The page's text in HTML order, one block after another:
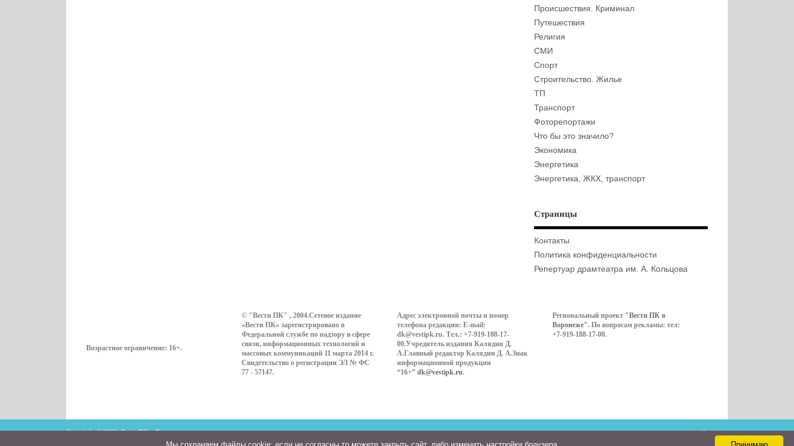
Происшествия. Криминал
Путешествия
Религия
СМИ
Спорт
Строительство. Жилье
ТП
Транспорт
Фоторепортажи
Что бы это значило?
Экономика
Энергетика
Энергетика, ЖКХ, транспорт
Страницы
Контакты
Политика конфиденциальности
Репертуар драмтеатра им. А. Кольцова
Возрастное ограничение: 16+.
© "Вести ПК" , 2004.Сетевое издание
«Вести ПК» зарегистрировано в
Федеральной службе по надзору в сфере
связи, информационных технологий и
массовых коммуникаций 11 марта 2014 г.
Свидетельство о регистрации ЭЛ № ФС
77 - 57147.
Адрес электронной почты и номер
телефона редакции: E-mail:
dk@vestipk.ru. Тел.: +7-919-188-17-
00.Учредитель издания Калядин Д.
А.Главный редактор Калядин Д. А.Знак
информационной продукции
“16+” dk@vestipk.ru.
Региональный проект "Вести ПК в
Воронеже". По вопросам рекламы: тел:
+7-919-188-17-00.
Copyright © 2026. ВестиПК в Воронеже Контакты